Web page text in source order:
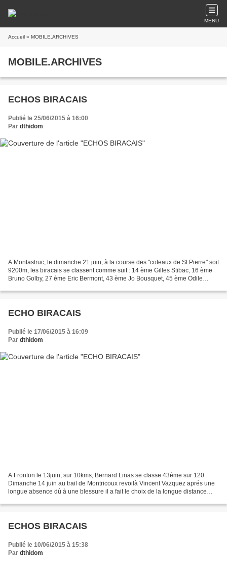
MENU
Accueil » MOBILE.ARCHIVES
MOBILE.ARCHIVES
ECHOS BIRACAIS
Publié le 25/06/2015 à 16:00
Par dthidom
A Montastruc, le dimanche 21 juin, à la course des "coteaux de St Pierre" soit
9200m, les biracais se classent comme suit : 14 ème Gilles Stibac, 16 ème
Bruno Golby, 27 ème Eric Bermont, 43 ème Jo Bousquet, 45 ème Odile
ECHO BIRACAIS
Publié le 17/06/2015 à 16:09
Par dthidom
A Fronton le 13juin, sur 10kms, Bernard Linas se classe 43ème sur 120.
Dimanche 14 juin au trail de Montricoux revoilà Vincent Vazquez aprés une
longue absence dû à une blessure il a fait le choix de la longue distance
ECHOS BIRACAIS
Publié le 10/06/2015 à 15:38
Par dthidom